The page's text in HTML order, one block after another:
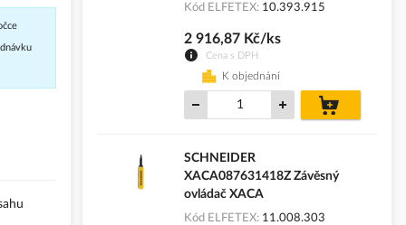
Kód ELFETEX 10.393.915
Cena s DPH
2 916,87 Kč/ks
K objednání
košíku
SCHNEIDER
XACA087631418Z Závěsný
ovládač XACA
Kód ELFETEX 11.008.303